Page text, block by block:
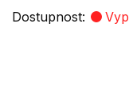
Dostupnost: